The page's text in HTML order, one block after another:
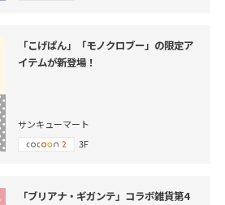
「こげぱん」「モノクロブー」の限定ア
イテムが新登場！
サンキューマート
3F
「ブリアナ・ギガンテ」コラボ雑貨第4